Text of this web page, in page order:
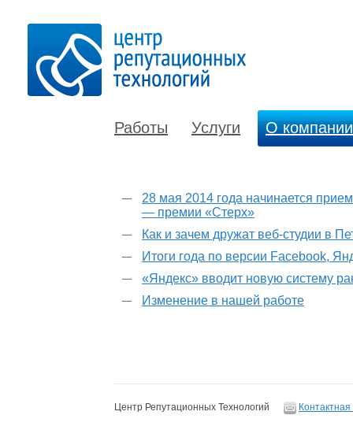
Работы Услуги О компании
28 мая 2014 года начинается
— премии «Стерх»
Как и зачем дружат веб-студии в
Итоги года по версии Facebook,
«Яндекс» вводит новую систему
Изменение в нашей работе
Центр Репутационных Технологий